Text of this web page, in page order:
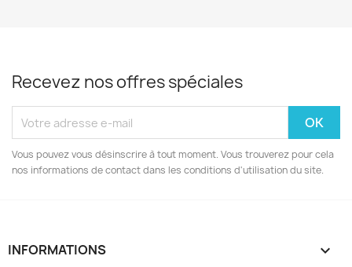
Recevez nos offres spéciales
Vous pouvez vous désinscrire à tout moment. Vous trouverez pour cela
nos informations de contact dans les conditions d'utilisation du site.
INFORMATIONS keyboard_arrow_down